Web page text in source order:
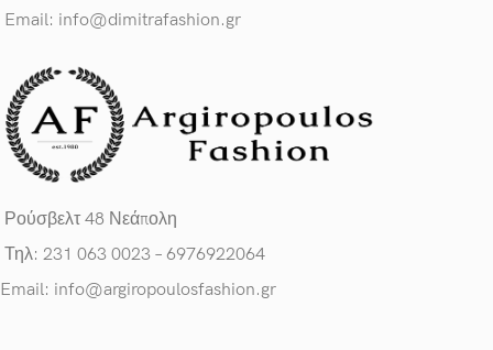
Email: info@dimitrafashion.gr
Ρούσβελτ 48 Νεάπολη
Τηλ: 231 063 0023 – 6976922064
Email: info@argiropoulosfashion.gr